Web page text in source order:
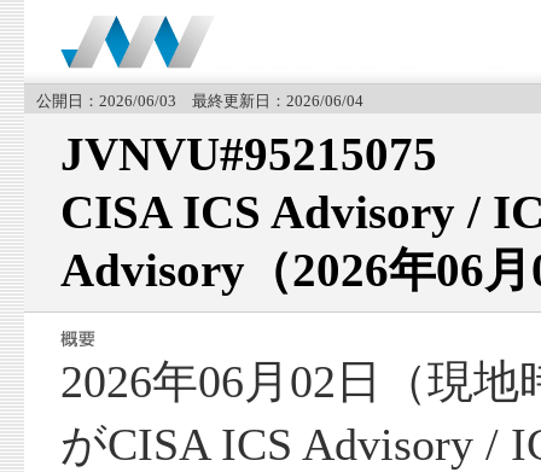
公開日：2026/06/03 最終更新日：2026/06/04
JVNVU#95215075
CISA ICS Advisory /
Advisory（2026年06
2026年06月02日（現
がCISA ICS Advisory /